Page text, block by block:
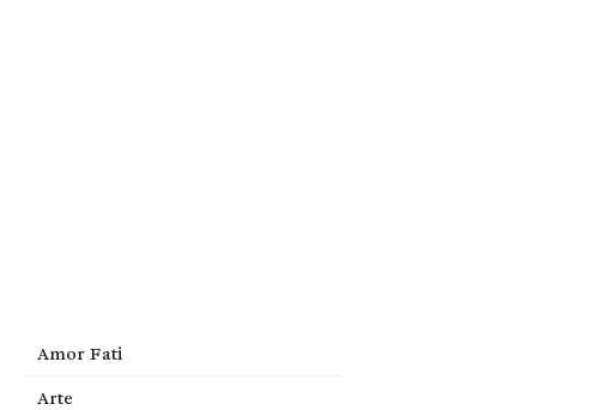
Amor Fati
Arte